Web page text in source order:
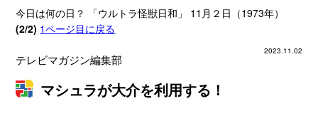
今日は何の日？ 「ウルトラ怪獣日和」 11月２日（1973年）
(2/2) 1ページ目に戻る
2023.11.02
テレビマガジン編集部
マシュラが大介を利用する！